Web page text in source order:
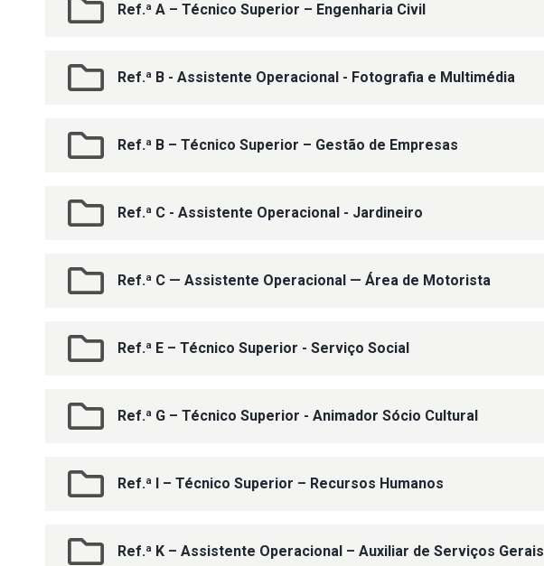
Ref.ª A – Técnico Superior – Engenharia Civil
Ref.ª B - Assistente Operacional - Fotografia e Multimédia
Ref.ª B – Técnico Superior – Gestão de Empresas
Ref.ª C - Assistente Operacional - Jardineiro
Ref.ª C — Assistente Operacional — Área de Motorista
Ref.ª E – Técnico Superior - Serviço Social
Ref.ª G – Técnico Superior - Animador Sócio Cultural
Ref.ª I – Técnico Superior – Recursos Humanos
Ref.ª K – Assistente Operacional – Auxiliar de Serviços Gerais